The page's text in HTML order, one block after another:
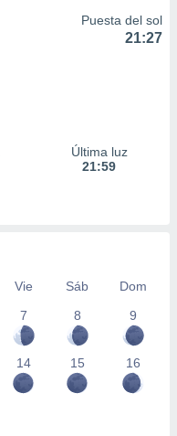
Puesta del sol
21:27
Última luz
21:59
Vie Sáb
Dom
7 8 9
14 15 16